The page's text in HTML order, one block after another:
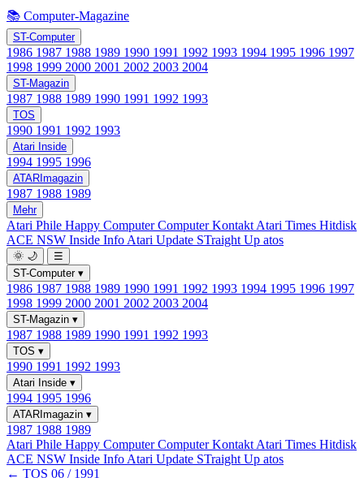
📚 Computer-Magazine
ST-Computer
1986 1987 1988 1989 1990 1991 1992 1993 1994 1995 1996 1997
1998 1999 2000 2001 2002 2003 2004
ST-Magazin
1987 1988 1989 1990 1991 1992 1993
TOS
1990 1991 1992 1993
Atari Inside
1994 1995 1996
ATARImagazin
1987 1988 1989
Mehr
Atari Phile Happy ComputerComputer Kontakt Atari Times Hitdisk
ACE NSW Inside Info Atari Update STraight Up atos
🌞 🌙
☰
ST-Computer ▾
1986 1987 1988 1989 1990 1991 1992 1993 1994 1995 1996 1997
1998 1999 2000 2001 2002 2003 2004
ST-Magazin ▾
1987 1988 1989 1990 1991 1992 1993
TOS ▾
1990 1991 1992 1993
Atari Inside ▾
1994 1995 1996
ATARImagazin ▾
1987 1988 1989
Atari Phile Happy ComputerComputer Kontakt Atari Times Hitdisk
ACE NSW Inside Info Atari Update STraight Up atos
← TOS 06 / 1991